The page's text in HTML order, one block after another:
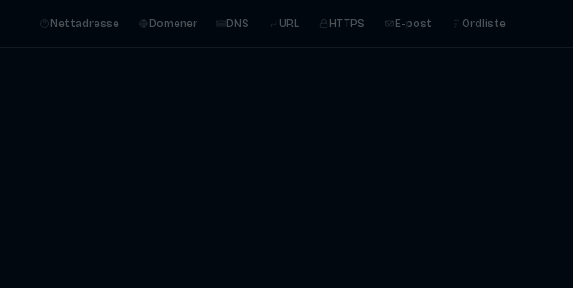
Nettadresse Domener DNS URL HTTPS E-post Ordliste